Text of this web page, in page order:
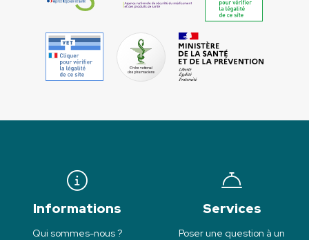
Informations
Qui sommes-nous ?
Services
Poser une question à un